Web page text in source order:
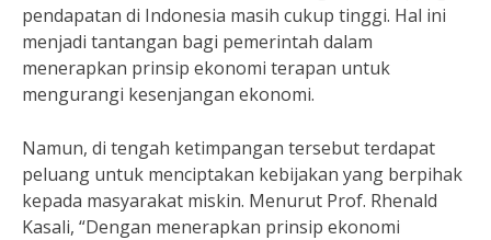
pendapatan di Indonesia masih cukup tinggi. Hal ini
menjadi tantangan bagi pemerintah dalam
menerapkan prinsip ekonomi terapan untuk
mengurangi kesenjangan ekonomi.
Namun, di tengah ketimpangan tersebut terdapat
peluang untuk menciptakan kebijakan yang berpihak
kepada masyarakat miskin. Menurut Prof. Rhenald
Kasali, “Dengan menerapkan prinsip ekonomi